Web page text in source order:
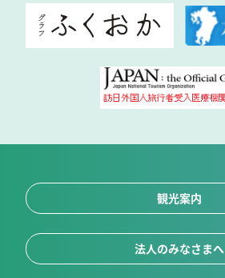
観光案内
法人のみなさまへ